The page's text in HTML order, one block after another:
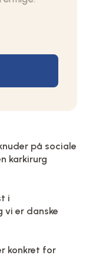
på sociale
karkirurg
i
vi er danske
konkret for